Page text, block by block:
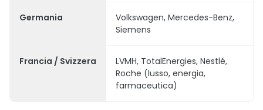
Germania
Volkswagen, Mercedes-Benz,
Siemens
Francia / Svizzera
LVMH, TotalEnergies, Nestlé,
Roche (lusso, energia,
farmaceutica)